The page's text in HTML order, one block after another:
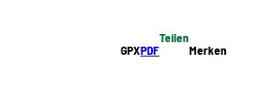
GPXPDF
Teilen
Merken